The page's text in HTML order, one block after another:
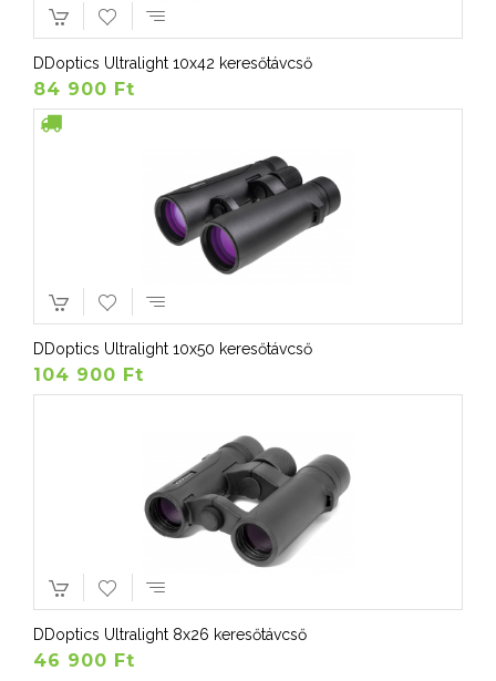
DDoptics Ultralight 10x42 keresőtávcső
84 900 Ft
DDoptics Ultralight 10x50 keresőtávcső
104 900 Ft
DDoptics Ultralight 8x26 keresőtávcső
46 900 Ft